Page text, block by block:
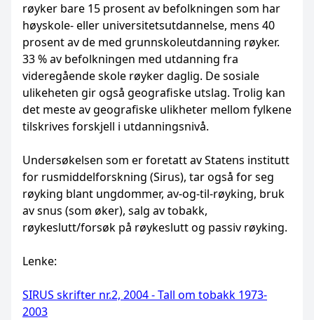
røyker bare 15 prosent av befolkningen som har
høyskole- eller universitetsutdannelse, mens 40
prosent av de med grunnskoleutdanning røyker.
33 % av befolkningen med utdanning fra
videregående skole røyker daglig. De sosiale
ulikeheten gir også geografiske utslag. Trolig kan
det meste av geografiske ulikheter mellom fylkene
tilskrives forskjell i utdanningsnivå.
Undersøkelsen som er foretatt av Statens institutt
for rusmiddelforskning (Sirus), tar også for seg
røyking blant ungdommer, av-og-til-røyking, bruk
av snus (som øker), salg av tobakk,
røykeslutt/forsøk på røykeslutt og passiv røyking.
Lenke:
SIRUS skrifter nr.2, 2004 - Tall om tobakk 1973-
2003